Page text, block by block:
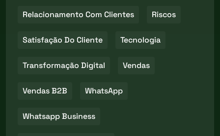
Relacionamento Com Clientes Riscos
Satisfação Do Cliente Tecnologia
Transformação Digital Vendas
Vendas B2B WhatsApp
Whatsapp Business